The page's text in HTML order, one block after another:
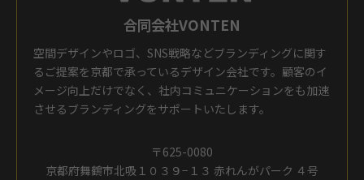
合同会社VONTEN
空間デザインやロゴ、SNS戦略などブランディングに関す
るご提案を京都で承っているデザイン会社です。顧客のイ
メージ向上だけでなく、社内コミュニケーションをも加速
させるブランディングをサポートいたします。
〒625-0080
京都府舞鶴市北吸１０３９−１３ 赤れんがパーク ４号